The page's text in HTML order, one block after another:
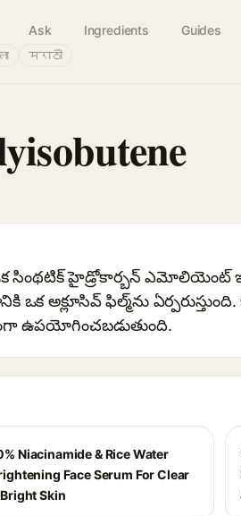
Ask Ingredients Guides
मराठी
సింథటిక్ హైడ్రోకార్బన్ ఎమోలియెంట్
ఒక అక్లూసివ్ ఫిల్మ్‌ను
ఉపయోగించబడుతుంది.
Niacinamide & Rice Water
Face Serum For Clear
Skin